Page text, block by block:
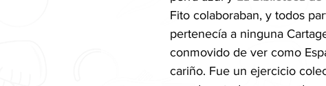
Fito colaboraban, y todos
pertenecía a ninguna
conmovido de ver como
cariño. Fue un ejercicio